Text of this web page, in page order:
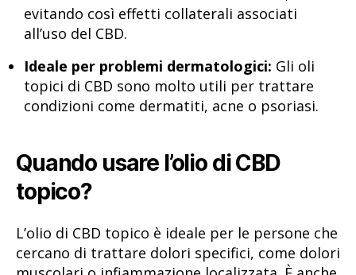
evitando così effetti collaterali associati
all’uso del CBD.
Ideale per problemi dermatologici: Gli oli
topici di CBD sono molto utili per trattare
condizioni come dermatiti, acne o psoriasi.
Quando usare l’olio di CBD
topico?
L’olio di CBD topico è ideale per le persone che
cercano di trattare dolori specifici, come dolori